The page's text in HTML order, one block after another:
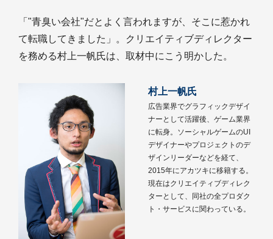
「"青臭い会社"だとよく言われますが、そこに惹かれ
て転職してきました」。クリエイティブディレクター
を務める村上一帆氏は、取材中にこう明かした。
村上一帆氏
広告業界でグラフィックデザイ
ナーとして活躍後、ゲーム業界
に転身。ソーシャルゲームのUI
デザイナーやプロジェクトのデ
ザインリーダーなどを経て、
2015年にアカツキに移籍する。
現在はクリエイティブディレク
ターとして、同社の全プロダク
ト・サービスに関わっている。